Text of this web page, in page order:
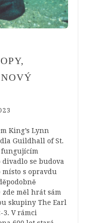
King’s Lynn
Guildhall of St.
fungujícím
se budova
místo s opravdu
měl hrát sám
skupiny The Earl
3. V rámci